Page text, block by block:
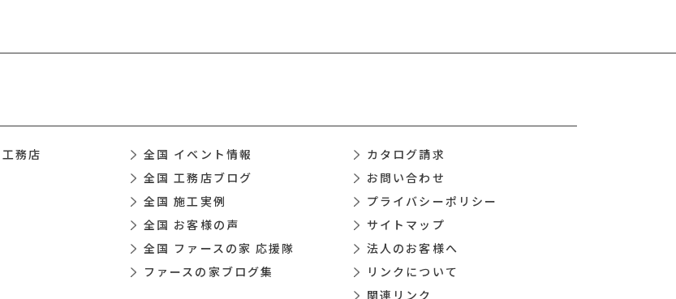
務店
全国 イベント情報
全国 工務店ブログ
全国 施工実例
全国 お客様の声
全国 ファースの家 応援隊
ファースの家ブログ集
カタログ請求
お問い合わせ
プライバシーポリシー
サイトマップ
法人のお客様へ
リンクについて
関連リンク